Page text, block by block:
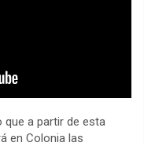
que a partir de esta
en Colonia las